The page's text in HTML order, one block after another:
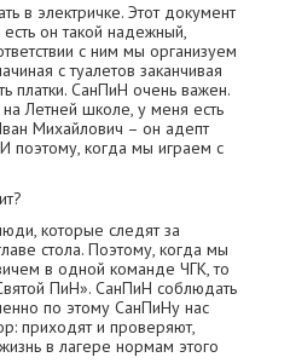
в электричке. Этот документ
он такой надежный,
с ним мы организуем
с туалетов заканчивая
платки. СанПиН очень важен.
Летней школе, у меня есть
Михайлович – он адепт
поэтому, когда мы играем с
которые следят за
стола. Поэтому, когда мы
в одной команде ЧГК, то
ПиН». СанПиН соблюдать
по этому СанПиНу нас
приходят и проверяют,
в лагере нормам этого